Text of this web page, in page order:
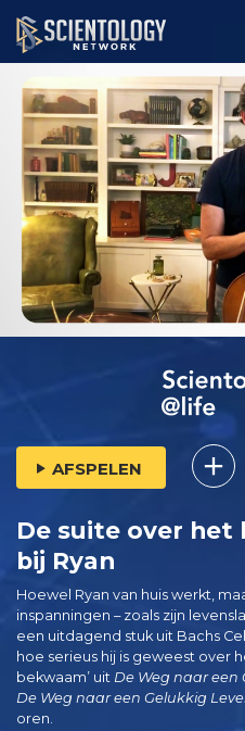
AFSPELEN
De suite over het
bij Ryan
Hoewel Ryan van huis werkt,
inspanningen – zoals zijn
een uitdagend stuk uit Bachs
hoe serieus hij is geweest over
bekwaam’ uit De Weg naar een
De Weg naar een Gelukkig
oren.